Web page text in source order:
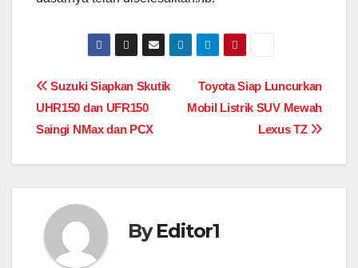
Post
navigation
Toyota Siap Luncurkan
Mobil Listrik SUV Mewah
Lexus TZ
Suzuki Siapkan Skutik
UHR150 dan UFR150
Saingi NMax dan PCX
ByEditor1